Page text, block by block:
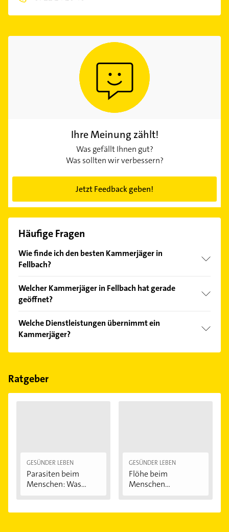
Ihre Meinung zählt!
Was gefällt Ihnen gut?
Was sollten wir verbessern?
Jetzt Feedback geben!
Häufige Fragen
Wie finde ich den besten Kammerjäger in
Fellbach?
Kundenmeinungen und profitieren Sie von den
Empfehlungen. Die Suchergebnisse können Sie sich
Welcher Kammerjäger in Fellbach hat gerade
geöffnet?
Bitte beachten Sie, dass diese an Sonn- und
Feiertagen abweichen können.
Welche Dienstleistungen übernimmt ein
Kammerjäger?
Folgende Leistungen werden angeboten:
Dendrochronologie, Dokumentation und
Einlagerungen.
Ratgeber
GESÜNDER LEBEN
Parasiten beim
Menschen: Was
GESÜNDER LEBEN
Flöhe beim
Menschen